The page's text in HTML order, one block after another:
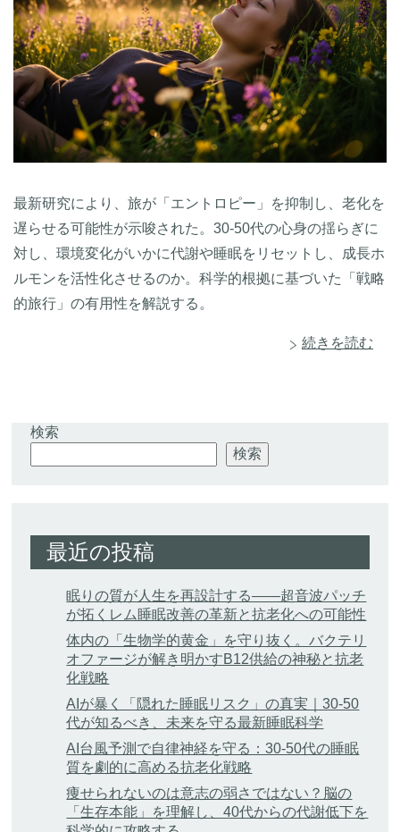
最新研究により、旅が「エントロピー」を抑制し、老化を
遅らせる可能性が示唆された。30-50代の心身の揺らぎに
対し、環境変化がいかに代謝や睡眠をリセットし、成長ホ
ルモンを活性化させるのか。科学的根拠に基づいた「戦略
的旅行」の有用性を解説する。
続きを読む
検索
検索
最近の投稿
眠りの質が人生を再設計する——超音波パッチ
が拓くレム睡眠改善の革新と抗老化への可能性
体内の「生物学的黄金」を守り抜く。バクテリ
オファージが解き明かすB12供給の神秘と抗老
化戦略
AIが暴く「隠れた睡眠リスク」の真実｜30-50
代が知るべき、未来を守る最新睡眠科学
AI台風予測で自律神経を守る：30-50代の睡眠
質を劇的に高める抗老化戦略
痩せられないのは意志の弱さではない？脳の
「生存本能」を理解し、40代からの代謝低下を